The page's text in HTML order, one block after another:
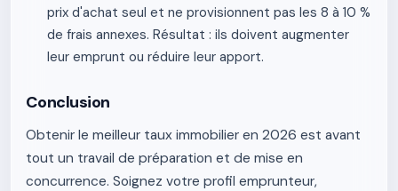
prix d'achat seul et ne provisionnent pas les 8 à 10 %
de frais annexes. Résultat : ils doivent augmenter
leur emprunt ou réduire leur apport.
Conclusion
Obtenir le meilleur taux immobilier en 2026 est avant
tout un travail de préparation et de mise en
concurrence. Soignez votre profil emprunteur,